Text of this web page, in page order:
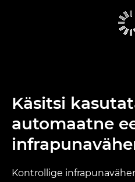
Käsitsi
automaatne
Kontrollige